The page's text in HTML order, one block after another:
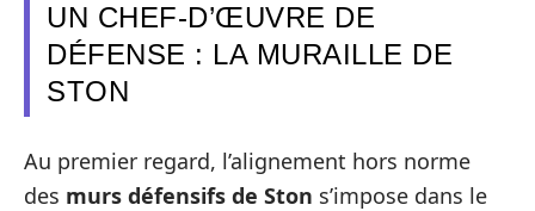
UN CHEF-D’ŒUVRE DE
DÉFENSE : LA MURAILLE DE
STON
Au premier regard, l’alignement hors norme
des murs défensifs de Ston s’impose dans le